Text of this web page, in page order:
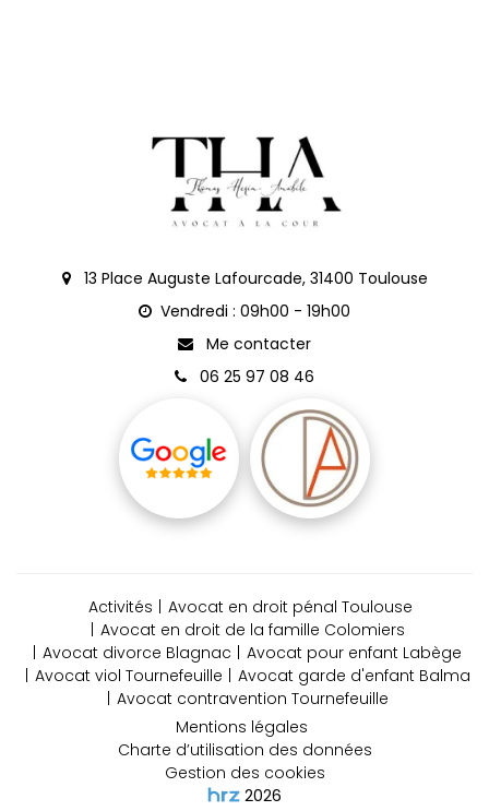
13 Place Auguste Lafourcade, 31400 Toulouse
Vendredi : 09h00 - 19h00
Me contacter
06 25 97 08 46
Activités
Avocat en droit pénal Toulouse
Avocat en droit de la famille Colomiers
Avocat divorce Blagnac
Avocat pour enfant Labège
Avocat viol Tournefeuille
Avocat garde d'enfant Balma
Avocat contravention Tournefeuille
Mentions légales
Charte d’utilisation des données
Gestion des cookies
2026